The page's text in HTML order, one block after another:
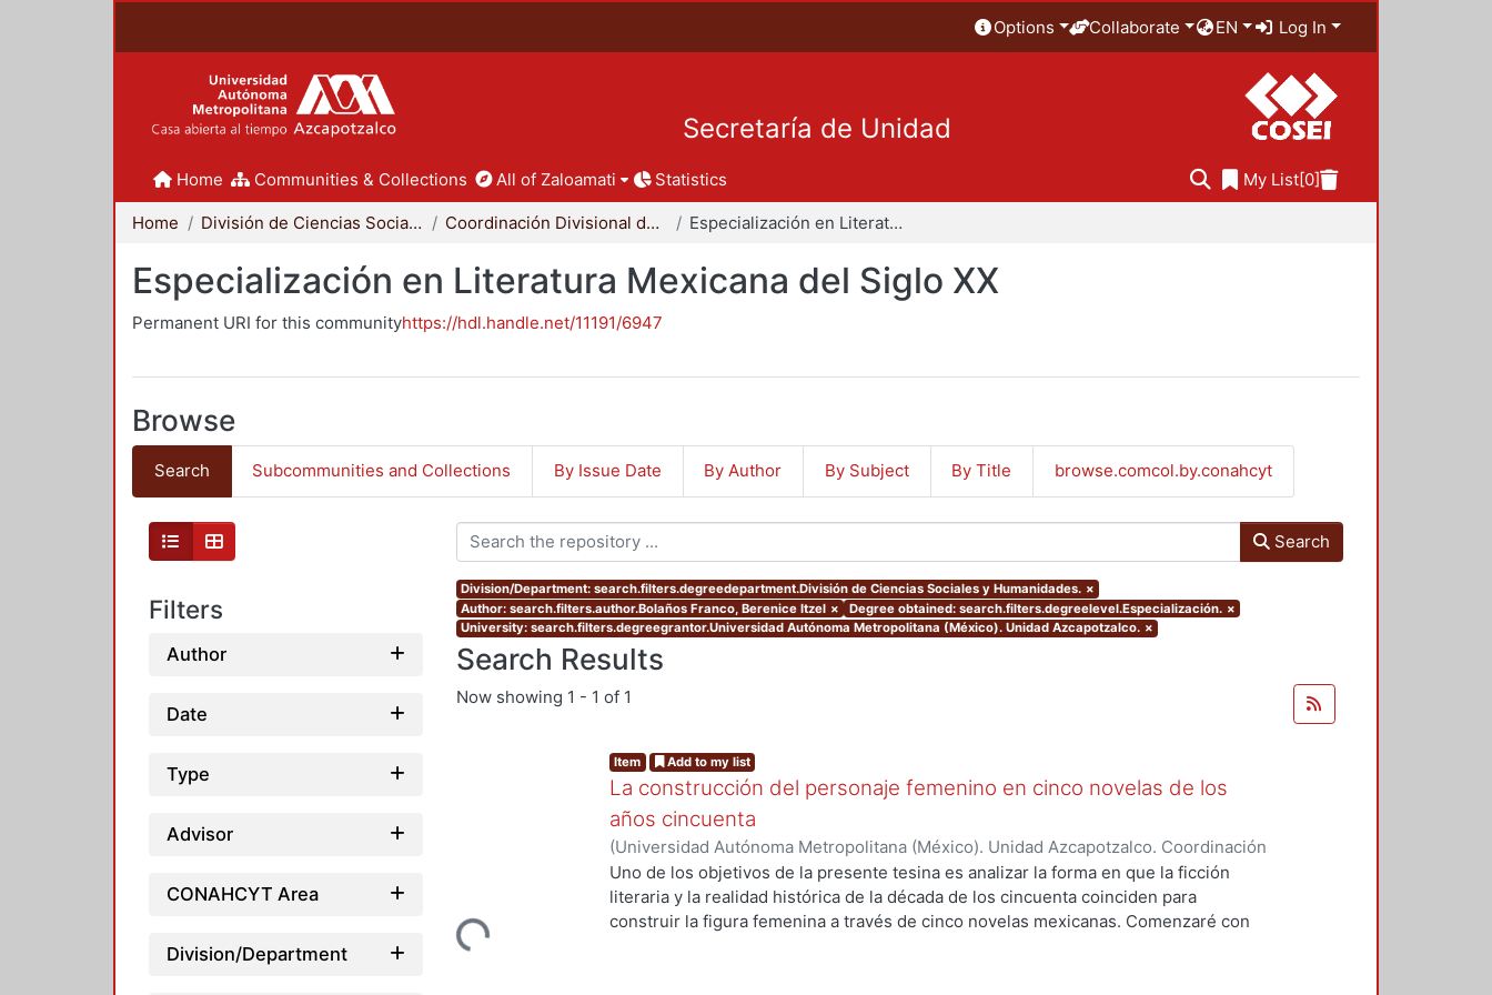
Options Collaborate EN Log In
Secretaría de Unidad
Home Communities & Collections All of Zaloamati Statistics My List[0]
Home División de Ciencias Sociales y Humanidades Coordinación Divisional de Posgrado Especialización en Literatura Mexicana del Siglo XX
Especialización en Literatura Mexicana del Siglo XX
Permanent URI for this communityhttps://hdl.handle.net/11191/6947
Browse
Search Subcommunities and Collections By Issue Date By Author By Subject By Title browse.comcol.by.conahcyt
Filters
Author
Date
Type
Advisor
CONAHCYT Area
Division/Department
Search
Division/Department: search.filters.degreedepartment.División de Ciencias Sociales y Humanidades. ×
Author: search.filters.author.Bolaños Franco, Berenice Itzel × Degree obtained: search.filters.degreelevel.Especialización. ×
University: search.filters.degreegrantor.Universidad Autónoma Metropolitana (México). Unidad Azcapotzalco. ×
Search Results
Now showing 1 - 1 of 1
Loading...
Item Add to my list
La construcción del personaje femenino en cinco novelas de los
años cincuenta
(Universidad Autónoma Metropolitana (México). Unidad Azcapotzalco. Coordinación
de Servicios de Información.,2019) Bolaños Franco, Berenice Itzel
Uno de los objetivos de la presente tesina es analizar la forma en que la ficción
literaria y la realidad histórica de la década de los cincuenta coinciden para
construir la figura femenina a través de cinco novelas mexicanas. Comenzaré con